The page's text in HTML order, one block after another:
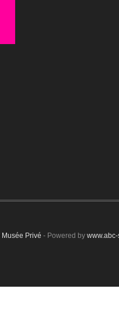
Musée Privé - Powered by